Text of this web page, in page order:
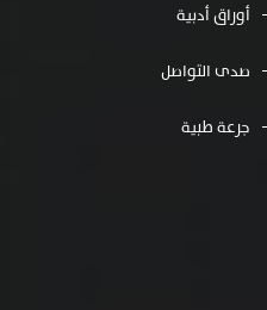
أوراق أدبية
صدى التواصل
جرعة طبية